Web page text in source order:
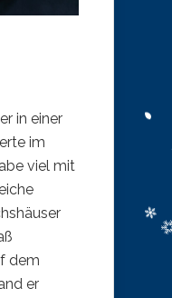
in einer
im
viel mit
dem
er